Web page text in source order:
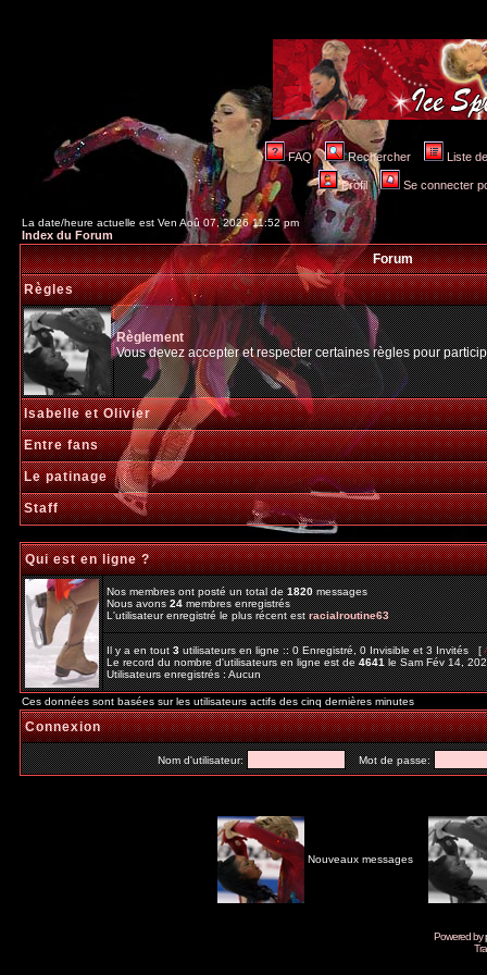
FAQ Rechercher Liste
Profil Se connecter
La date/heure actuelle est Ven Aoû 07, 2026 11:52 pm
Index du Forum
Forum
Règles
Règlement
Vous devez accepter et respecter certaines règles pour
Isabelle et Olivier
Entre fans
Le patinage
Staff
Qui est en ligne ?
Nos membres ont posté un total de1820messages
Nous avons24membres enregistrés
L'utilisateur enregistré le plus récent estracialroutine63
Il y a en tout3utilisateurs en ligne :: 0 Enregistré, 0 Invisible et 3 Invités [
Le record du nombre d'utilisateurs en ligne est de4641le Sam Fév 14,
Utilisateurs enregistrés : Aucun
Ces données sont basées sur les utilisateurs actifs des cinq dernières minutes
Connexion
Nom d'utilisateur: Mot de passe:
Nouveaux messages
Powered by